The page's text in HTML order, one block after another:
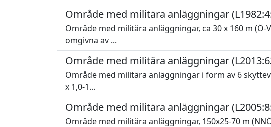
Område med militära anläggningar
Område med militära anläggningar, ca 30 x 160 m
omgivna av ...
Område med militära anläggningar
Område med militära anläggningar i form av 6
x 1,0-1...
Område med militära anläggningar
Område med militära anläggningar, 150x25-70 m